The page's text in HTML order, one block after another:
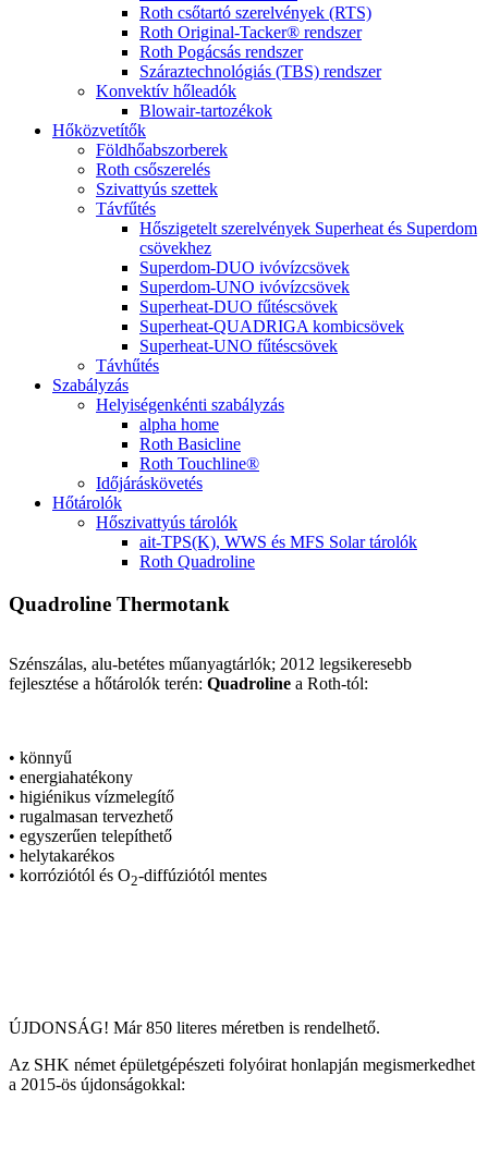
Roth csőtartó szerelvények (RTS)
Roth Original-Tacker® rendszer
Roth Pogácsás rendszer
Száraztechnológiás (TBS) rendszer
Konvektív hőleadók
Blowair-tartozékok
Hőközvetítők
Földhőabszorberek
Roth csőszerelés
Szivattyús szettek
Távfűtés
Hőszigetelt szerelvények Superheat és Superdom
csövekhez
Superdom-DUO ivóvízcsövek
Superdom-UNO ivóvízcsövek
Superheat-DUO fűtéscsövek
Superheat-QUADRIGA kombicsövek
Superheat-UNO fűtéscsövek
Távhűtés
Szabályzás
Helyiségenkénti szabályzás
alpha home
Roth Basicline
Roth Touchline®
Időjáráskövetés
Hőtárolók
Hőszivattyús tárolók
ait-TPS(K), WWS és MFS Solar tárolók
Roth Quadroline
Quadroline Thermotank
Szénszálas, alu-betétes műanyagtárlók; 2012 legsikeresebb
fejlesztése a hőtárolók terén: Quadroline a Roth-tól:
• könnyű
• energiahatékony
• higiénikus vízmelegítő
• rugalmasan tervezhető
• egyszerűen telepíthető
• helytakarékos
• korróziótól és O2-diffúziótól mentes
ÚJDONSÁG! Már 850 literes méretben is rendelhető.
Az SHK német épületgépészeti folyóirat honlapján megismerkedhet
a 2015-ös újdonságokkal: